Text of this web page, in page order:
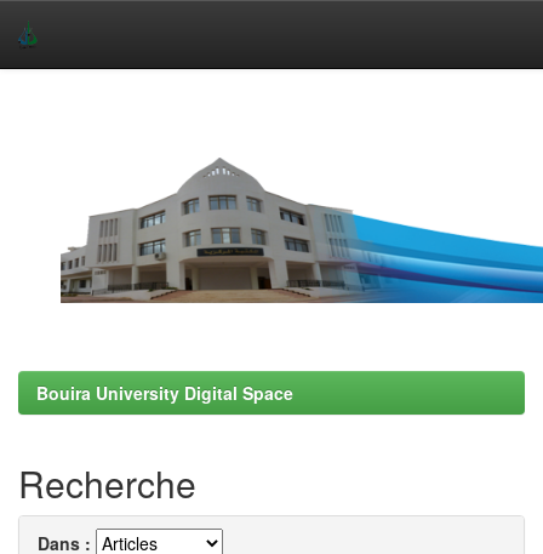
Bouira University Digital Space
Recherche
Dans :